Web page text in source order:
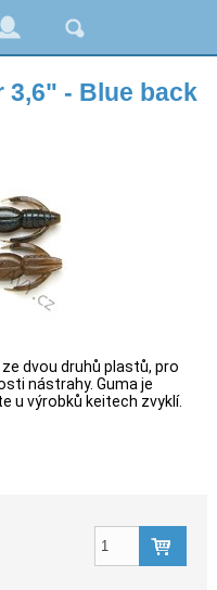
3,6" - Blue back
dvou druhů plastů, pro
nástrahy. Guma je
u výrobků keitech zvyklí.